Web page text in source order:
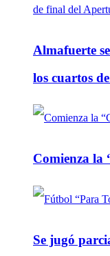
Almafuerte
los cuartos
Comienza la
Se jugó